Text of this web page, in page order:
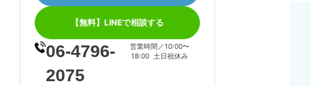
【無料】LINEで相談する
06-4796-
2075
営業時間／10:00〜
18:00 土日祝休み